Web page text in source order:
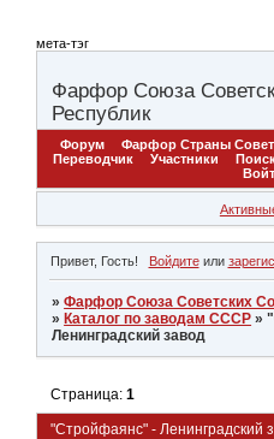
мета-тэг
Фарфор Союза
Республик
Форум Фарфор Страны
Переводчик
Участники
Привет, Гость! Войдитеили
»Фарфор Союза Советских
» Каталог по заводам СССР »
Ленинградский завод
"Стройфаянс" - Ленинградский
Страница:1